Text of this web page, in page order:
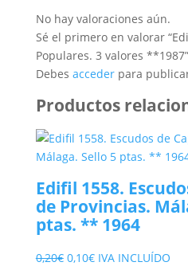
No hay valoraciones aún.
Sé el primero en valorar
Populares. 3 valores **1987”
Debes accederpara
Productos
Edifil 1558.
de Provincias.
ptas. ** 1964
0,20€ El
0,10€ElIVA INCLUÍDO